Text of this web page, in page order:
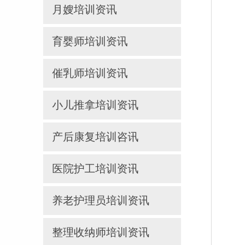
月嫂培训资讯
育婴师培训资讯
催乳师培训资讯
小儿推拿培训资讯
产后康复培训咨讯
医院护工培训资讯
养老护理员培训资讯
整理收纳师培训资讯